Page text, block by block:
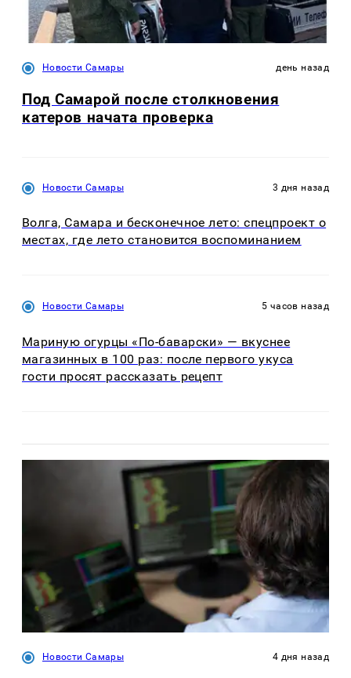
Новости Самары день назад
Под Самарой после столкновения
катеров начата проверка
Новости Самары 3 дня назад
Волга, Самара и бесконечное лето: спецпроект о
местах, где лето становится воспоминанием
Новости Самары 5 часов назад
Мариную огурцы «По-баварски» — вкуснее
магазинных в 100 раз: после первого укуса
гости просят рассказать рецепт
Новости Самары 4 дня назад